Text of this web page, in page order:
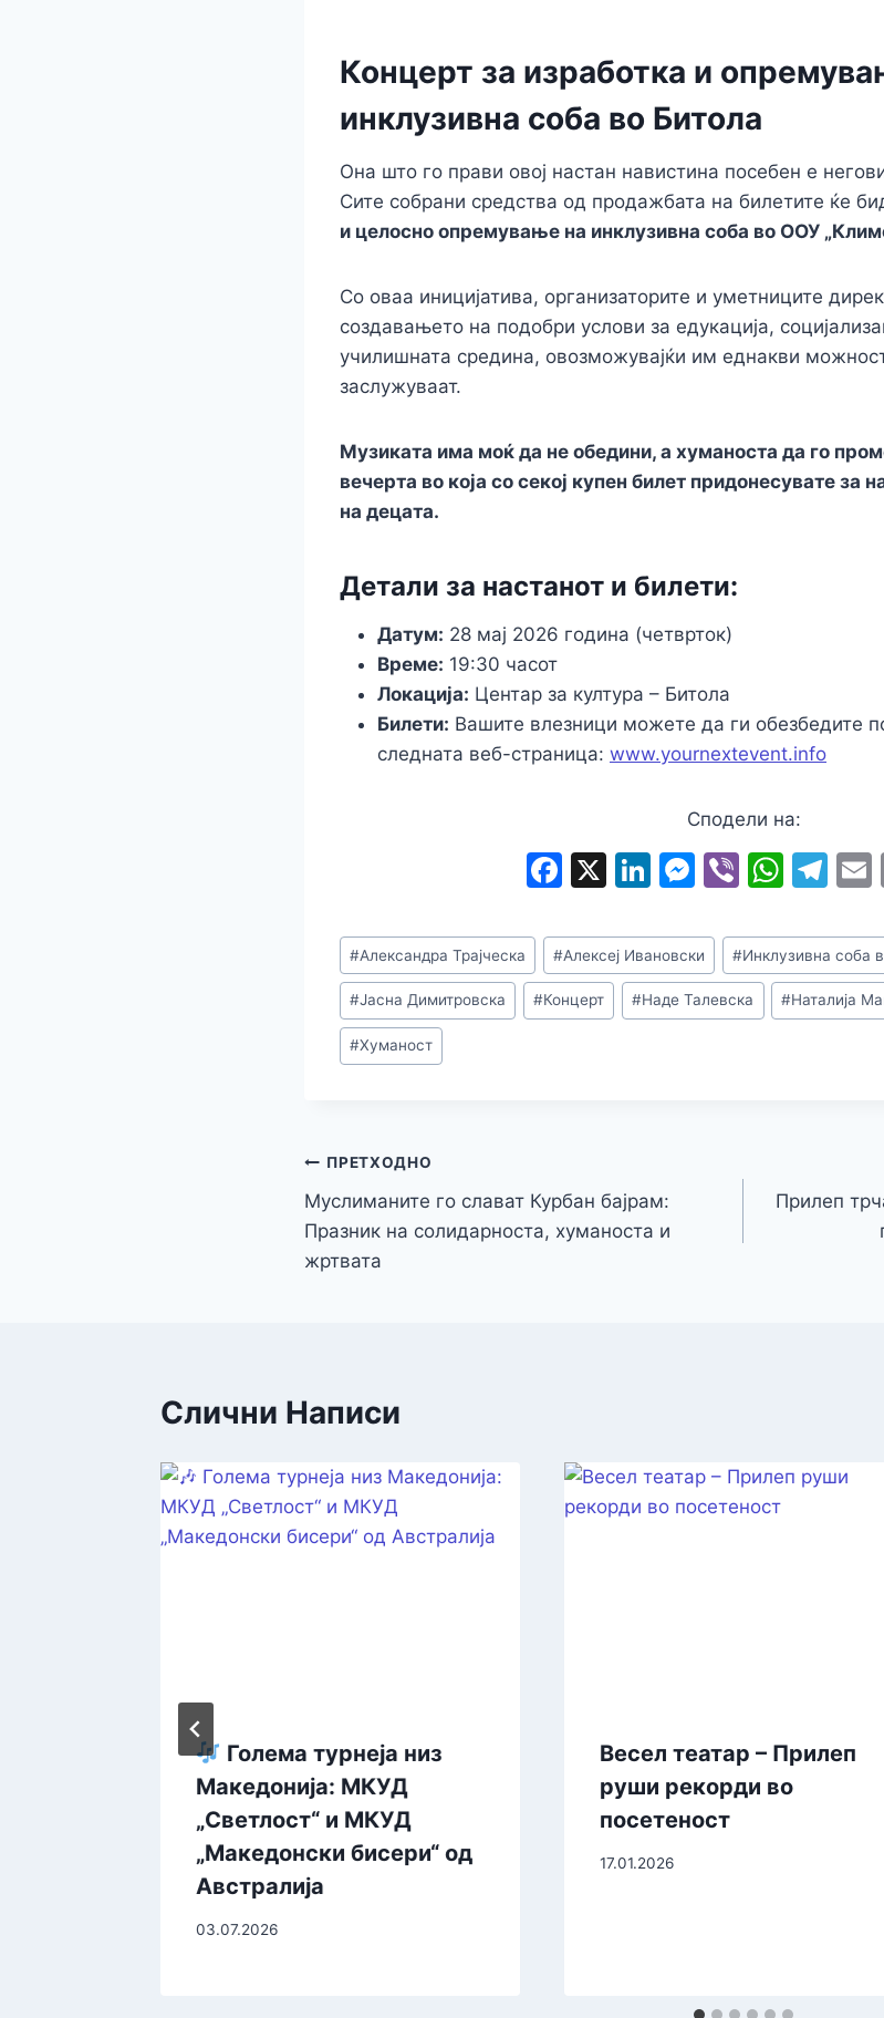
Концерт за изработка и
инклузивна соба во Битола
Она што го прави овој настан навистина посебен е
Сите собрани средства од продажбата на билетите ќе
и целосно опремување на инклузивна соба во ООУ
Со оваа иницијатива, организаторите и уметниците
создавањето на подобри услови за едукација,
училишната средина, овозможувајќи им еднакви
заслужуваат.
Музиката има моќ да не обедини, а хуманоста да го
вечерта во која со секој купен билет придонесувате за
на децата.
Детали за настанот и билети:
Датум: 28 мај 2026 година (четврток)
Време: 19:30 часот
Локација: Центар за култура – Битола
Билети: Вашите влезници можете да ги обезбедите
следната веб-страница: www.yournextevent.info
Сподели на:
F
c
e
b
X Li
k
e
dI
M
s
s
e
Vi
er
W
at
s
A
T
e
gr
a
Post
Tags:
#Александра Трајческа #Алексеј Ивановски #Инклузивна соба
#Јасна Димитровска #Концерт #Наде Талевска #Наталија
#Хуманост
Навигација
на
напис
ПРЕТХОДНО
Муслиманите го слават Курбан бајрам:
Празник на солидарноста, хуманоста и
жртвата
Прилеп
Слични Написи
Голема турнеја низ
Македонија: МКУД
„Светлост“ и МКУД
„Македонски бисери“ од
Австралија
03.07.2026
Весел театар – Прилеп
руши рекорди во
посетеност
17.01.2026